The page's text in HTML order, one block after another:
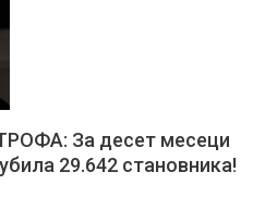
За десет месеци
29.642 становника!